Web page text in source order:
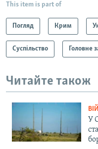
This item is part of
Погляд Крим
Суспільство Головне
Читайте також
У